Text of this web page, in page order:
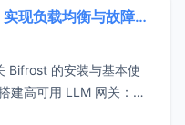
大模型网关Bifrost 路由规则：实现负载均衡与故障转移
Bifrost 的安装与基本使
建高可用 LLM 网关：